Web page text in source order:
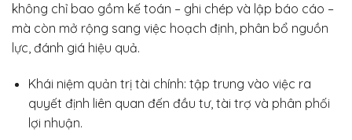
không chỉ bao gồm kế toán – ghi chép và lập báo cáo –
mà còn mở rộng sang việc hoạch định, phân bổ nguồn
lực, đánh giá hiệu quả.
Khái niệm quản trị tài chính: tập trung vào việc ra
quyết định liên quan đến đầu tư, tài trợ và phân phối
lợi nhuận.